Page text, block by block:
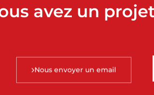
avez un
Nous envoyer un email